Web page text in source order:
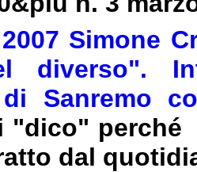
Simone
diverso".
di Sanremo
"dico" perché
dal